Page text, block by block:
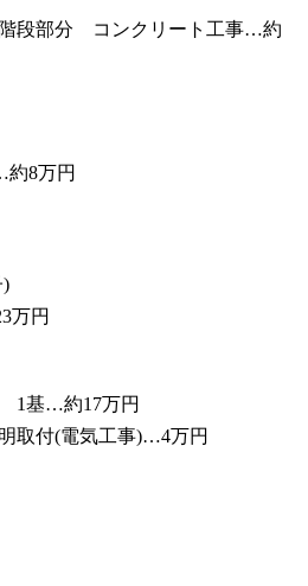
部分 コンクリート工事…約
8万円
円
…約17万円
付(電気工事)…4万円